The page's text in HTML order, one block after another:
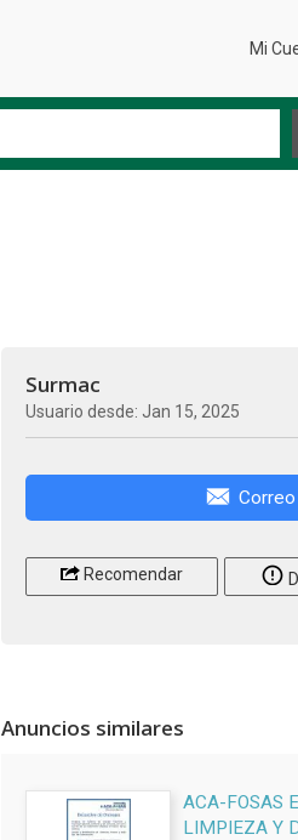
Mi
Surmac
Usuario desde: Jan 15, 2025
Recomendar
Anuncios similares
ACA-FOSAS
LIMPIEZA Y